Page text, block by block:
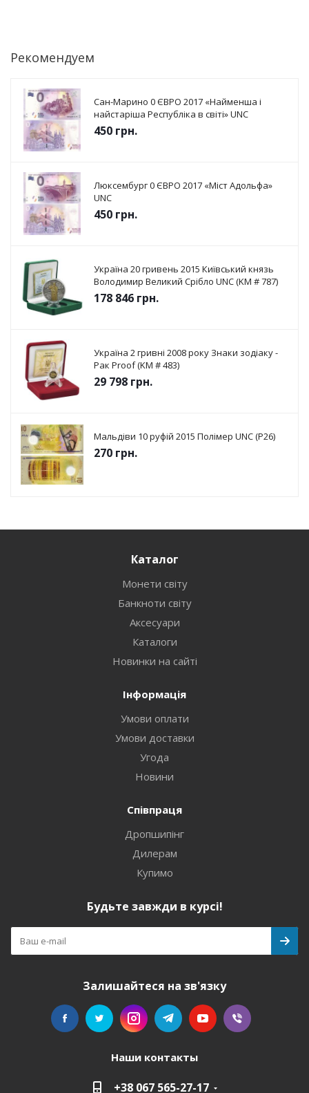
Рекомендуем
Сан-Марино 0 ЄВРО 2017 «Найменша і
найстаріша Республіка в світі» UNC
450 грн.
Люксембург 0 ЄВРО 2017 «Міст Адольфа»
UNC
450 грн.
Україна 20 гривень 2015 Київський князь
Володимир Великий Срібло UNC (KM # 787)
178 846 грн.
Україна 2 гривні 2008 року Знаки зодіаку -
Рак Proof (KM # 483)
29 798 грн.
Мальдіви 10 руфій 2015 Полімер UNC (P26)
270 грн.
Каталог
Монети світу
Банкноти світу
Аксесуари
Каталоги
Новинки на сайті
Інформація
Умови оплати
Умови доставки
Угода
Новини
Співпраця
Дропшипінг
Дилерам
Купимо
Будьте завжди в курсі!
Залишайтеся на зв'язку
Наши контакты
+38 067 565-27-17